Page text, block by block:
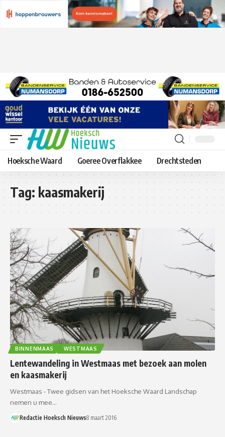
Hoeksche Waard Goeree Overflakkee Drechtsteden
Tag: kaasmakerij
BINNENMAAS WESTMAAS
Lentewandeling in Westmaas met bezoek aan molen
en kaasmakerij
Westmaas - Twee gidsen van het Hoeksche Waard Landschap
nemen u mee…
Redactie Hoeksch Nieuws8 maart 2016